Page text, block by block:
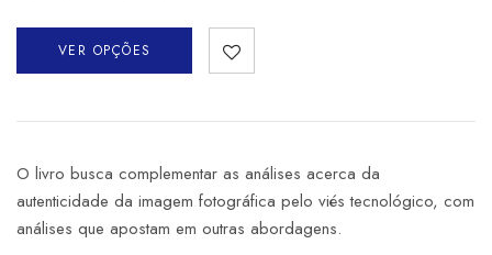
VER OPÇÕES
O livro busca complementar as análises acerca da
autenticidade da imagem fotográfica pelo viés tecnológico, com
análises que apostam em outras abordagens.